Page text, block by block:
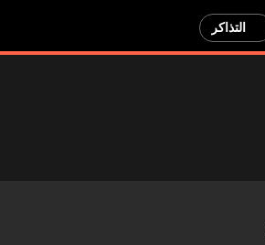
التذاكر